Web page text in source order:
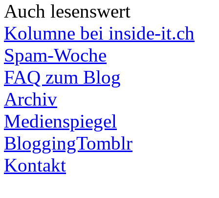
Auch lesenswert
Kolumne bei inside-it.ch
Spam-Woche
FAQ zum Blog
Archiv
Medienspiegel
BloggingTomblr
Kontakt